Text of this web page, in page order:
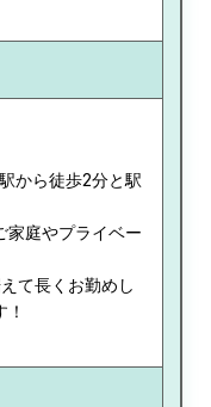
から徒歩2分と駅
家庭やプライベー
て長くお勤めし